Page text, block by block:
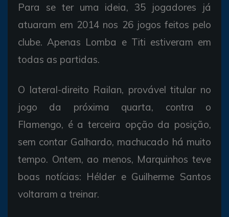
Para se ter uma ideia, 35 jogadores já
atuaram em 2014 nos 26 jogos feitos pelo
clube. Apenas Lomba e Titi estiveram em
todas as partidas.
O lateral-direito Railan, provável titular no
jogo da próxima quarta, contra o
Flamengo, é a terceira opção da posição,
sem contar Galhardo, machucado há muito
tempo. Ontem, ao menos, Marquinhos teve
boas notícias: Hélder e Guilherme Santos
voltaram a treinar.